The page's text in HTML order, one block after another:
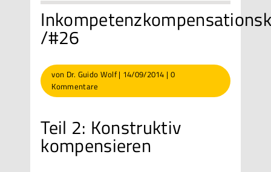
/#26
von Dr. Guido Wolf| 14/09/2014 | 0
Kommentare
Teil 2: Konstruktiv
kompensieren